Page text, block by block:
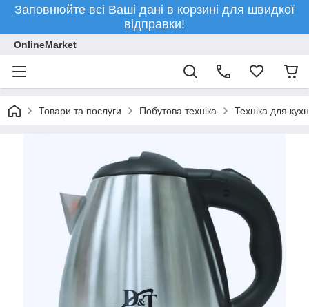
Заповнюйте всі Ваші дані в корзині для швидкої
відправки!
OnlineMarket
Товари та послуги Побутова техніка Техніка для